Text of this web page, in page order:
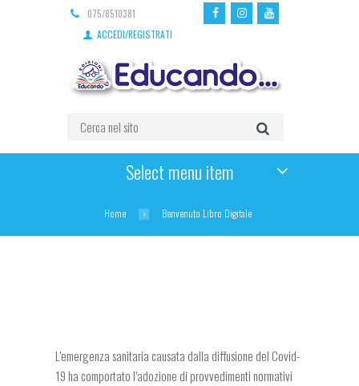
075/8510381
ACCEDI/REGISTRATI
Select menu item
Home Benvenuto Libro Digitale
L’emergenza sanitaria causata dalla diffusione del Covid-
19 ha comportato l’adozione di provvedimenti normativi